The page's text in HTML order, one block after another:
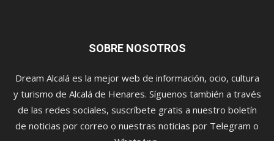
SOBRE NOSOTROS
Dream Alcalá es la mejor web de información, ocio, cultura
y turismo de Alcalá de Henares. Síguenos también a través
de las redes sociales, suscríbete gratis a nuestro boletín
de noticias por correo o nuestras noticias por Telegram o